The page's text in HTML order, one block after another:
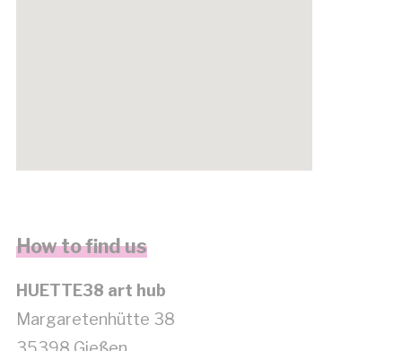
How to find us
HUETTE38 art hub
Margaretenhütte 38